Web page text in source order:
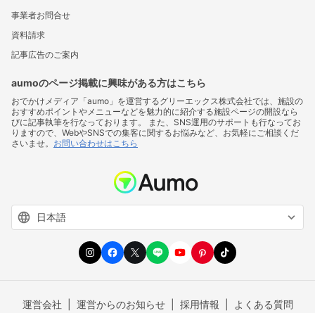
事業者お問合せ
資料請求
記事広告のご案内
aumoのページ掲載に興味がある方はこちら
おでかけメディア「aumo」を運営するグリーエックス株式会社では、施設の
おすすめポイントやメニューなどを魅力的に紹介する施設ページの開設なら
びに記事執筆を行なっております。 また、SNS運用のサポートも行なってお
りますので、WebやSNSでの集客に関するお悩みなど、お気軽にご相談くだ
さいませ。 お問い合わせはこちら
運営会社 運営からのお知らせ 採用情報 よくある質問